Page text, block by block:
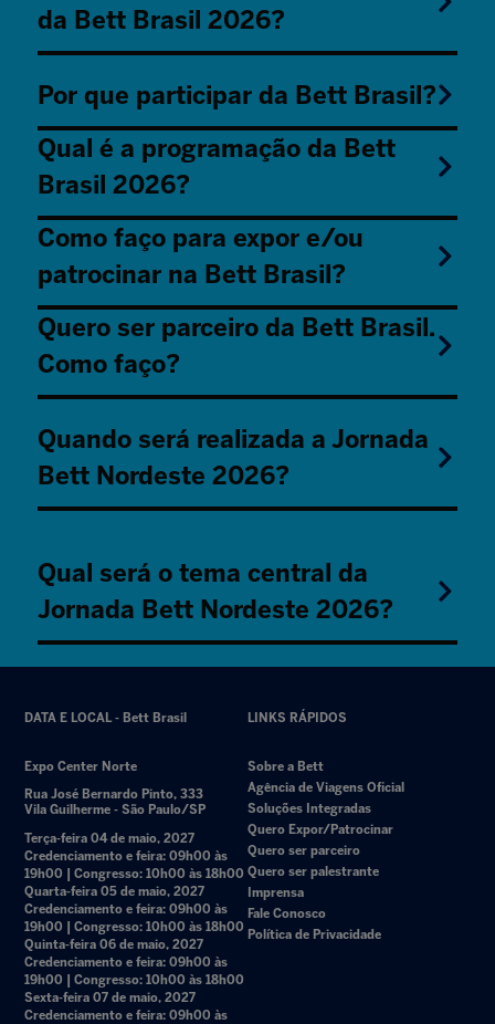
da Bett Brasil 2026?
Por que participar da Bett Brasil?
Qual é a programação da Bett
Brasil 2026?
Como faço para expor e/ou
patrocinar na Bett Brasil?
Quero ser parceiro da Bett Brasil.
Como faço?
Quando será realizada a Jornada
Bett Nordeste 2026?
Qual será o tema central da
Jornada Bett Nordeste 2026?
DATA E LOCAL - Bett Brasil
Expo Center Norte
Rua José Bernardo Pinto, 333
Vila Guilherme - São Paulo/SP
Terça-feira 04 de maio, 2027
Credenciamento e feira: 09h00 às
19h00 | Congresso: 10h00 às 18h00
Quarta-feira 05 de maio, 2027
Credenciamento e feira: 09h00 às
19h00 | Congresso: 10h00 às 18h00
Quinta-feira 06 de maio, 2027
Credenciamento e feira: 09h00 às
19h00 | Congresso: 10h00 às 18h00
Sexta-feira 07 de maio, 2027
Credenciamento e feira: 09h00 às
LINKS RÁPIDOS
Sobre a Bett
Agência de Viagens Oficial
Soluções Integradas
Quero Expor/Patrocinar
Quero ser parceiro
Quero ser palestrante
Imprensa
Fale Conosco
Política de Privacidade